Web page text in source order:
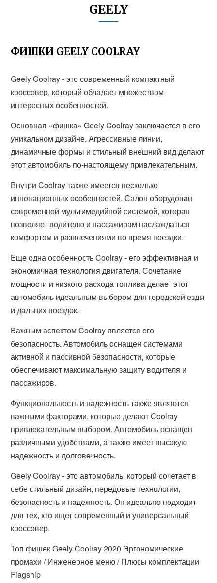
GEELY
ФИШКИ GEELY COOLRAY
Geely Coolray - это современный компактный
кроссовер, который обладает множеством
интересных особенностей.
Основная «фишка» Geely Coolray заключается в его
уникальном дизайне. Агрессивные линии,
динамичные формы и стильный внешний вид делают
этот автомобиль по-настоящему привлекательным.
Внутри Coolray также имеется несколько
инновационных особенностей. Салон оборудован
современной мультимедийной системой, которая
позволяет водителю и пассажирам наслаждаться
комфортом и развлечениями во время поездки.
Еще одна особенность Coolray - его эффективная и
экономичная технология двигателя. Сочетание
мощности и низкого расхода топлива делает этот
автомобиль идеальным выбором для городской езды
и дальних поездок.
Важным аспектом Coolray является его
безопасность. Автомобиль оснащен системами
активной и пассивной безопасности, которые
обеспечивают максимальную защиту водителя и
пассажиров.
Функциональность и надежность также являются
важными факторами, которые делают Coolray
привлекательным выбором. Автомобиль оснащен
различными удобствами, а также имеет высокую
надежность и долговечность.
Geely Coolray - это автомобиль, который сочетает в
себе стильный дизайн, передовые технологии,
безопасность и надежность. Он идеально подходит
для тех, кто ищет современный и универсальный
кроссовер.
Топ фишек Geely Coolray 2020 Эргономические
промахи / Инженерное меню / Плюсы комплектации
Flagship